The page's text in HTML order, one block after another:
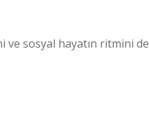
ve sosyal hayatın ritmini de